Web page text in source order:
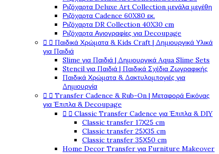
Ριζόχαρτα Deluxe Art Collection μεγάλα μεγέθη
Ριζόχαρτα Cadence 60X80 εκ.
Ριζόχαρτα DR Collection 40X30 cm
Ριζόχαρτα Αγιογραφίες για Decoupage
  Παιδικά Χρώματα & Kids Craft | Δημιουργικά Υλικά
για Παιδιά
Slime για Παιδιά | Δημιουργικά Aqua Slime Sets
Stencil για Παιδιά | Παιδικά Σχέδια Ζωγραφικής
Παιδικά Χρώματα & Δακτυλομπογιές για
Δημιουργία
  Transfer Cadence & Rub-On | Μεταφορά Εικόνας
για Έπιπλα & Decoupage
  Classic Transfer Cadence για Έπιπλα & DIY
Classic transfer 17Χ25 cm
Classic transfer 25Χ35 cm
Classic transfer 35Χ50 cm
Home Decor Transfer για Furniture Makeover